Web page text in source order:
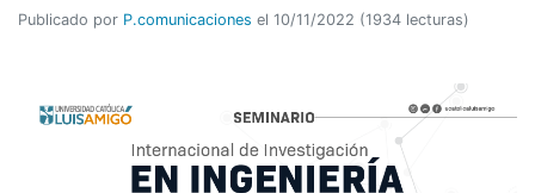
Publicado por P.comunicaciones el 10/11/2022 (1934 lecturas)